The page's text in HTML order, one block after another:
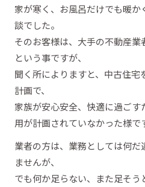
家が寒く、お風呂だけでも暖
談でした。
そのお客様は、大手の不動産
という事ですが、
聞く所によりますと、中古住
計画で、
家族が安心安全、快適に過ご
用が計画されていなかった様で
業者の方は、業務としては何だ
ませんが、
でも何か足らない、また足そう